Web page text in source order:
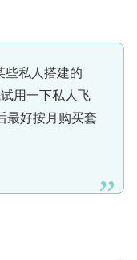
些私人搭建的
用一下私人飞
最好按月购买套